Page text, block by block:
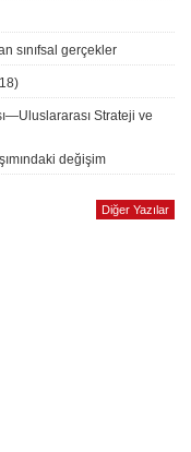
sınıfsal gerçekler
Strateji ve
değişim
Diğer Yazılar